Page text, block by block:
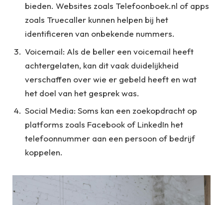
bieden. Websites zoals Telefoonboek.nl of apps
zoals Truecaller kunnen helpen bij het
identificeren van onbekende nummers.
Voicemail: Als de beller een voicemail heeft
achtergelaten, kan dit vaak duidelijkheid
verschaffen over wie er gebeld heeft en wat
het doel van het gesprek was.
Social Media: Soms kan een zoekopdracht op
platforms zoals Facebook of LinkedIn het
telefoonnummer aan een persoon of bedrijf
koppelen.